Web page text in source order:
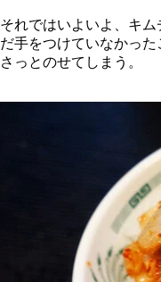
それではいよいよ、キ
だ手をつけていなかっ
さっとのせてしまう。